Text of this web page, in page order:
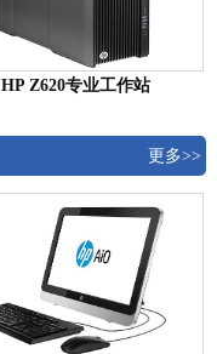
HP Z620专业工作站
更多>>